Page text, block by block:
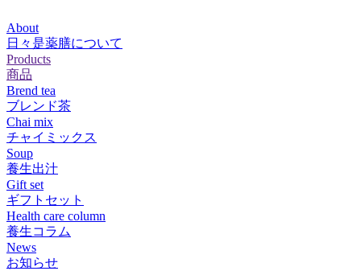
About
日々是薬膳について
Products
商品
Brend tea
ブレンド茶
Chai mix
チャイミックス
Soup
養生出汁
Gift set
ギフトセット
Health care column
養生コラム
News
お知らせ